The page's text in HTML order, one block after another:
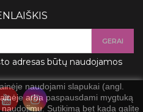
naudojami slapukai (angl.
arba paspausdami mygtuką
Sutikimą bet kada galite
adresas būtų naudojamos